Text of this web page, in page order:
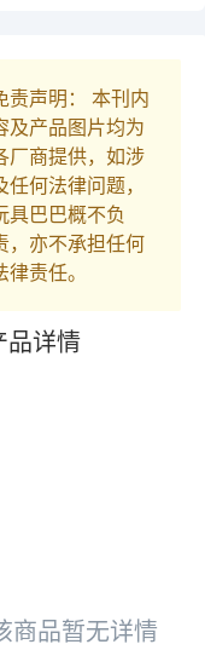
责声明： 本刊内
及产品图片均为
厂商提供，如涉
任何法律问题，
具巴巴概不负
，亦不承担任何
律责任。
品详情
商品暂无详情